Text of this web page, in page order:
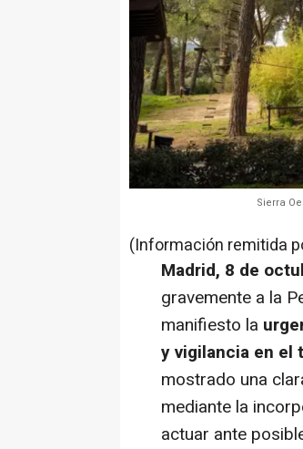
Sierra
(Información remitida
Madrid, 8 de
gravemente a la
manifiesto la
y vigilancia en el
mostrado una
mediante la
actuar ante